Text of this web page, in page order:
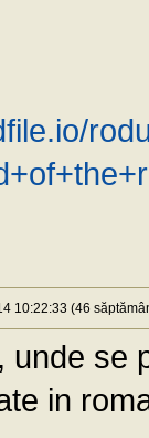
10:22:33 (46
unde se
in